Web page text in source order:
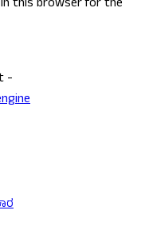
-